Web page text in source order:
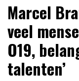
Marcel
veel
O19,
talenten’